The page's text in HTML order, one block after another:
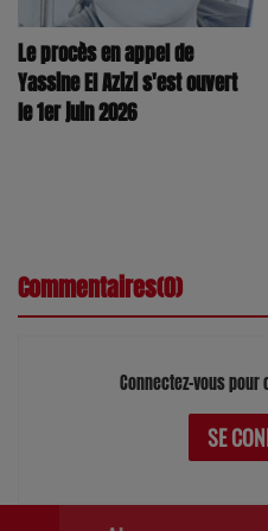
Le procès en appel de
Yassine El Azizi s'est ouvert
le 1er juin 2026
Commentaires(0)
Connectez-vous
SE